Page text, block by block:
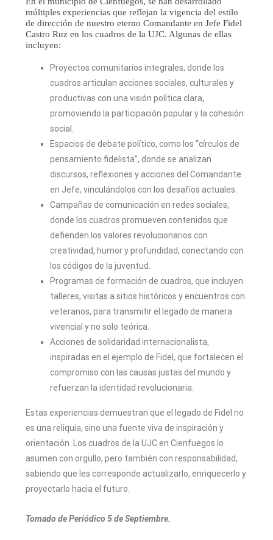
múltiples experiencias que reflejan la vigencia del estilo
de dirección de nuestro eterno Comandante en Jefe Fidel
Castro Ruz en los cuadros de la UJC. Algunas de ellas
incluyen:
Proyectos comunitarios integrales, donde los
cuadros articulan acciones sociales, culturales y
productivas con una visión política clara,
promoviendo la participación popular y la cohesión
social.
Espacios de debate político, como los “círculos de
pensamiento fidelista”, donde se analizan
discursos, reflexiones y acciones del Comandante
en Jefe, vinculándolos con los desafíos actuales.
Campañas de comunicación en redes sociales,
donde los cuadros promueven contenidos que
defienden los valores revolucionarios con
creatividad, humor y profundidad, conectando con
los códigos de la juventud.
Programas de formación de cuadros, que incluyen
talleres, visitas a sitios históricos y encuentros con
veteranos, para transmitir el legado de manera
vivencial y no solo teórica.
Acciones de solidaridad internacionalista,
inspiradas en el ejemplo de Fidel, que fortalecen el
compromiso con las causas justas del mundo y
refuerzan la identidad revolucionaria.
Estas experiencias demuestran que el legado de Fidel no
es una reliquia, sino una fuente viva de inspiración y
orientación. Los cuadros de la UJC en Cienfuegos lo
asumen con orgullo, pero también con responsabilidad,
sabiendo que les corresponde actualizarlo, enriquecerlo y
proyectarlo hacia el futuro.
Tomado de Periódico 5 de Septiembre.